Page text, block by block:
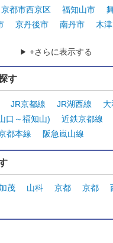
京都市西京区 福知山市
京丹後市 南丹市 木
+さらに表示する
す
JR京都線 JR湖西線
口～福知山) 近鉄京都線
都本線 阪急嵐山線
加茂 山科 京都 京都